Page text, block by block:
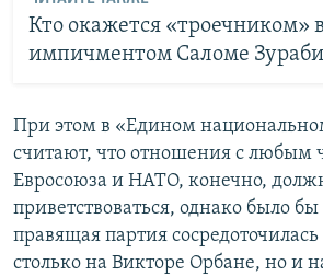
Кто окажется «троечником»
импичментом Саломе
При этом в «Едином
считают, что отношения с любым
Евросоюза и НАТО, конечно,
приветствоваться, однако было
правящая партия
столько на Викторе Орбане, но и